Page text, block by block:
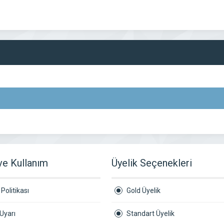
Kullanım Üyelik Seçenekleri
Gold Üyelik
Standart Üyelik